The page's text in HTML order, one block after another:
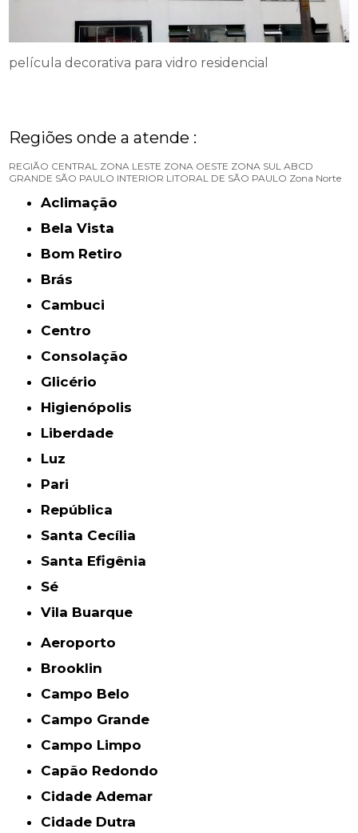
película decorativa para vidro residencial
Regiões onde a atende :
REGIÃO CENTRAL ZONA LESTE ZONA OESTE ZONA SUL ABCD
GRANDE SÃO PAULO INTERIOR LITORAL DE SÃO PAULO Zona Norte
Aclimação
Bela Vista
Bom Retiro
Brás
Cambuci
Centro
Consolação
Glicério
Higienópolis
Liberdade
Luz
Pari
República
Santa Cecília
Santa Efigênia
Sé
Vila Buarque
Aeroporto
Brooklin
Campo Belo
Campo Grande
Campo Limpo
Capão Redondo
Cidade Ademar
Cidade Dutra